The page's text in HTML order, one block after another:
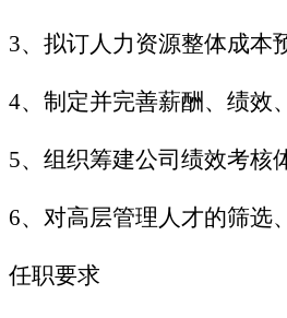
3、拟订人力资源整体成本
4、制定并完善薪酬、绩效
5、组织筹建公司绩效考核
6、对高层管理人才的筛选
任职要求